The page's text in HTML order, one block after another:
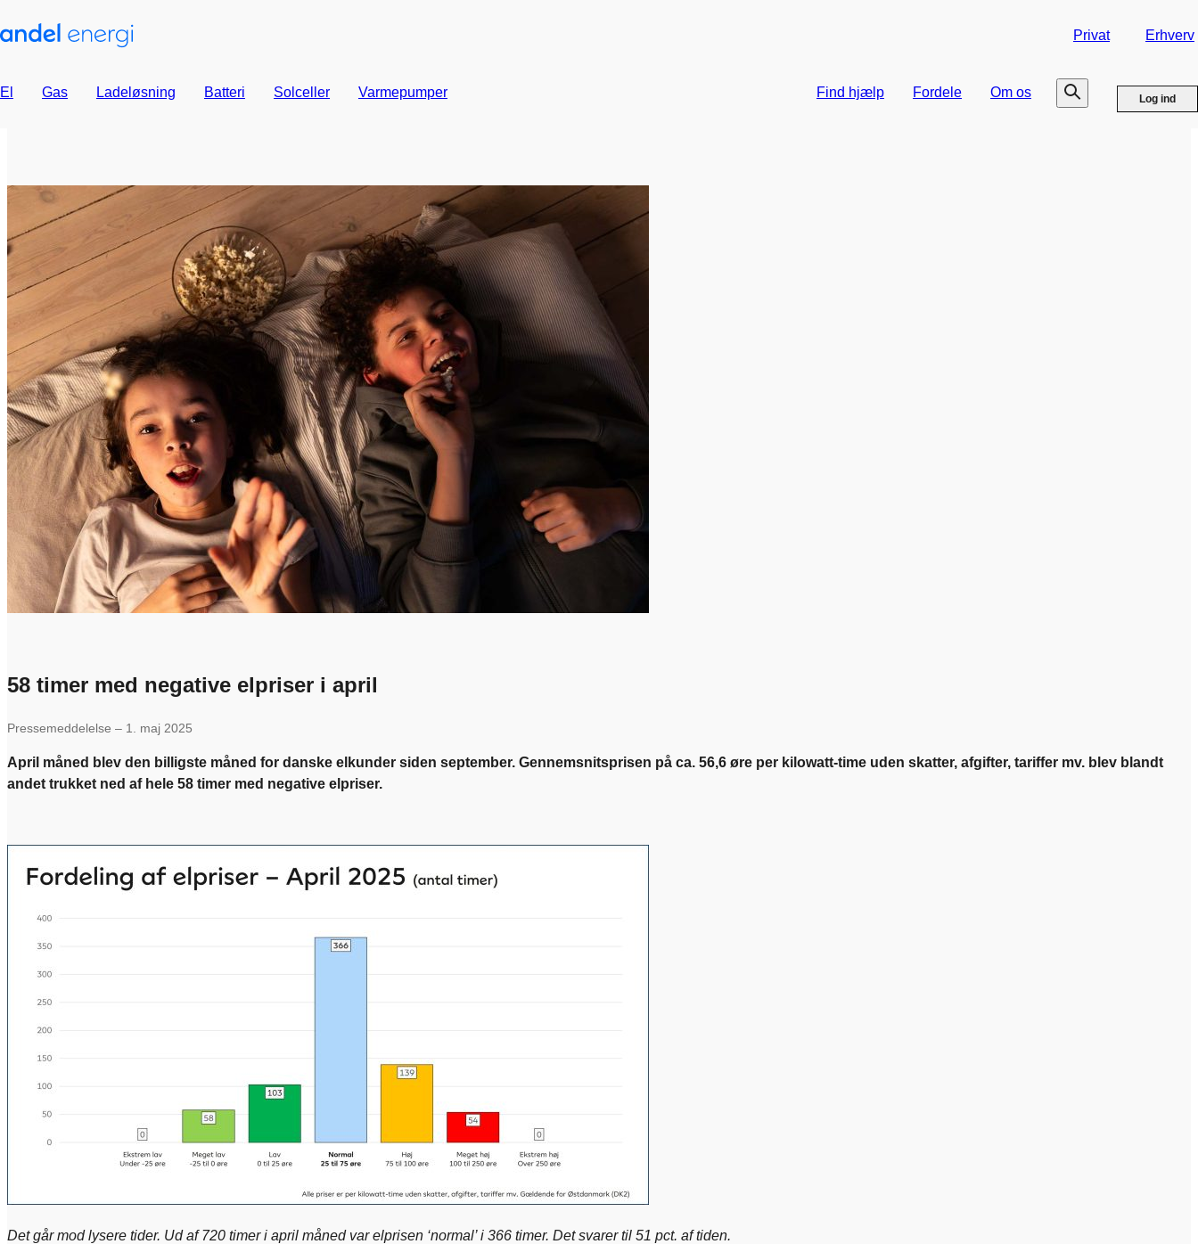
Privat Erhverv
El Gas Ladeløsning Batteri Solceller Varmepumper Find hjælp Fordele Om os Log ind
58 timer med negative elpriser i april
Pressemeddelelse – 1. maj 2025
April måned blev den billigste måned for danske elkunder siden september. Gennemsnitsprisen på ca. 56,6 øre per kilowatt-time uden skatter, afgifter, tariffer mv. blev blandt
andet trukket ned af hele 58 timer med negative elpriser.
Det går mod lysere tider. Ud af 720 timer i april måned var elprisen ‘normal’ i 366 timer. Det svarer til 51 pct. af tiden.